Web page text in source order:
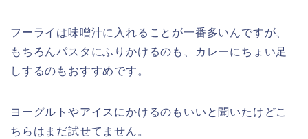
フーライは味噌汁に入れることが一番多いんですが、
もちろんパスタにふりかけるのも、カレーにちょい足
しするのもおすすめです。
ヨーグルトやアイスにかけるのもいいと聞いたけどこ
ちらはまだ試せてません。